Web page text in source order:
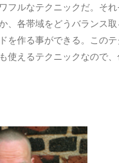
フルなテクニックだ。そ
、各帯域をどうバランス
を作る事ができる。このテ
使えるテクニックなので